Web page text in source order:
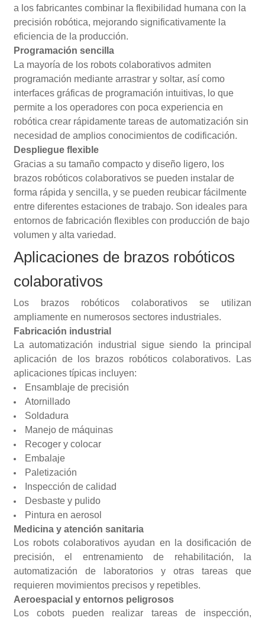
a los fabricantes combinar la flexibilidad humana con la
precisión robótica, mejorando significativamente la
eficiencia de la producción.
Programación sencilla
La mayoría de los robots colaborativos admiten
programación mediante arrastrar y soltar, así como
interfaces gráficas de programación intuitivas, lo que
permite a los operadores con poca experiencia en
robótica crear rápidamente tareas de automatización sin
necesidad de amplios conocimientos de codificación.
Despliegue flexible
Gracias a su tamaño compacto y diseño ligero, los
brazos robóticos colaborativos se pueden instalar de
forma rápida y sencilla, y se pueden reubicar fácilmente
entre diferentes estaciones de trabajo. Son ideales para
entornos de fabricación flexibles con producción de bajo
volumen y alta variedad.
Aplicaciones de brazos robóticos
colaborativos
Los brazos robóticos colaborativos se utilizan
ampliamente en numerosos sectores industriales.
Fabricación industrial
La automatización industrial sigue siendo la principal
aplicación de los brazos robóticos colaborativos. Las
aplicaciones típicas incluyen:
Ensamblaje de precisión
Atornillado
Soldadura
Manejo de máquinas
Recoger y colocar
Embalaje
Paletización
Inspección de calidad
Desbaste y pulido
Pintura en aerosol
Medicina y atención sanitaria
Los robots colaborativos ayudan en la dosificación de
precisión, el entrenamiento de rehabilitación, la
automatización de laboratorios y otras tareas que
requieren movimientos precisos y repetibles.
Aeroespacial y entornos peligrosos
Los cobots pueden realizar tareas de inspección,